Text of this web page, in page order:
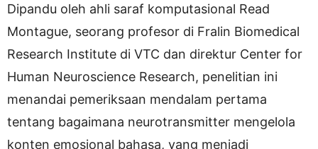
Dipandu oleh ahli saraf komputasional Read
Montague, seorang profesor di Fralin Biomedical
Research Institute di VTC dan direktur Center for
Human Neuroscience Research, penelitian ini
menandai pemeriksaan mendalam pertama
tentang bagaimana neurotransmitter mengelola
konten emosional bahasa, yang menjadi